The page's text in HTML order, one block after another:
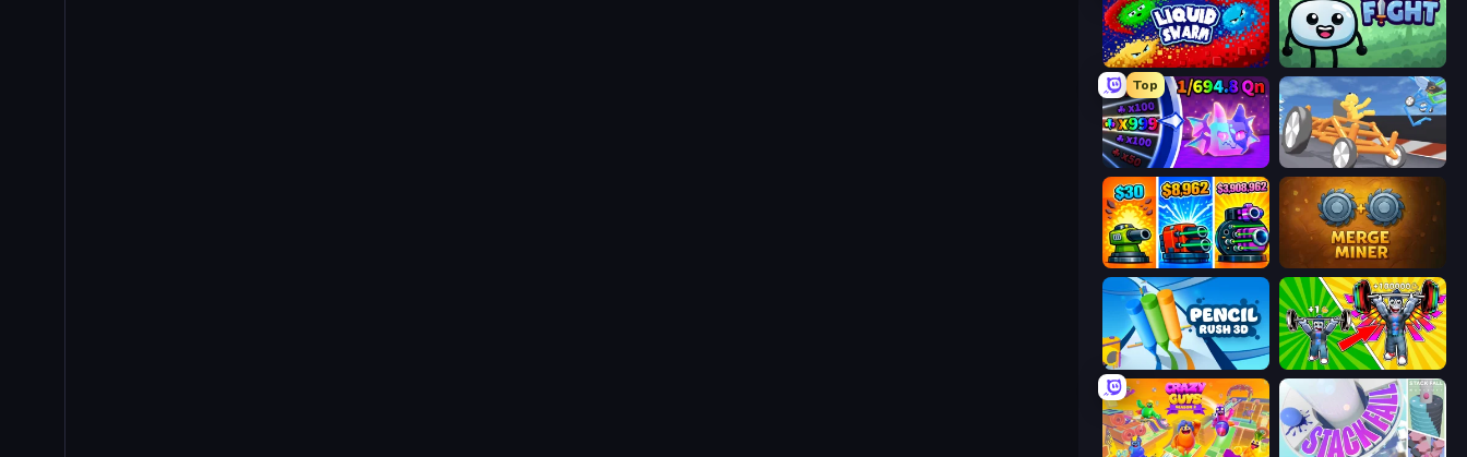
Liquid Swarm Merge & Fight
Top
Meeland.io Draw Crash Race
Pumpkin Defense: Merge Cannon Merge Miner
Pencil Rush Obby: Gym Simulator, Escape